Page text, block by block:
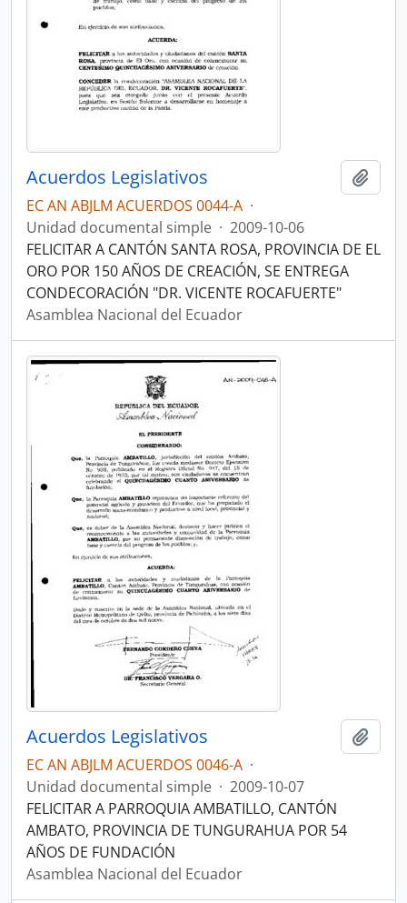
Acuerdos Legislativos
EC AN ABJLM ACUERDOS 0044-A ·
Unidad documental simple · 2009-10-06
FELICITAR A CANTÓN SANTA ROSA, PROVINCIA DE EL
ORO POR 150 AÑOS DE CREACIÓN, SE ENTREGA
CONDECORACIÓN "DR. VICENTE ROCAFUERTE"
Asamblea Nacional del Ecuador
Acuerdos Legislativos
EC AN ABJLM ACUERDOS 0046-A ·
Unidad documental simple · 2009-10-07
FELICITAR A PARROQUIA AMBATILLO, CANTÓN
AMBATO, PROVINCIA DE TUNGURAHUA POR 54
AÑOS DE FUNDACIÓN
Asamblea Nacional del Ecuador